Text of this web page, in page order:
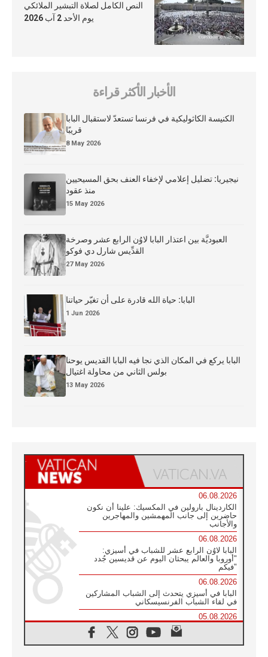
النص الكامل لصلاة التبشير الملائكي
يوم الأحد 2 آب 2026
الأخبار الأكثر قراءة
الكنيسة الكاثوليكية في فرنسا تستعدّ لاستقبال البابا
قريبًا
8 May 2026
نيجيريا: تضليل إعلامي لإخفاء العنف بحق المسيحيين
منذ عقود
15 May 2026
العبوديَّة بين اعتذار البابا لاوُن الرابع عشر وصرخة
القدِّيس شارل دي فوكو
27 May 2026
البابا: حياة الله قادرة على أن تغيّر حياتنا
1 Jun 2026
البابا يركع في المكان الذي نجا فيه البابا القديس يوحنا
بولس الثاني من محاولة اغتيال
13 May 2026
06.08.2026
الكاردينال بارولين في المكسيك: علينا أن نكون
حاضرين إلى جانب المهمشين والمهاجرين
والأجانب
06.08.2026
البابا لاوُن الرابع عشر للشباب في أسيزي:
"أوروبا والعالم يبحثان اليوم عن قديسين جُدد
فيكم"
06.08.2026
البابا في أسيزي يتحدث إلى الشباب المشاركين
في لقاء الشباب الفرنسيسكاني
05.08.2026
في مقابلته العامة مع المؤمنين البابا لاوُن الرابع
عشر يواصل الحديث عن الدستور في الليتورجيا
المقدسة مسلطا الضوء على صلاة الكنيسة